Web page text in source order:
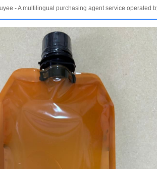
- A multilingual purchasing agent service operated